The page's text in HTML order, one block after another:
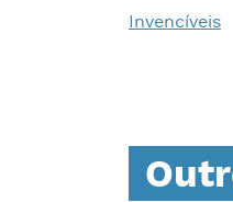
Invencíveis